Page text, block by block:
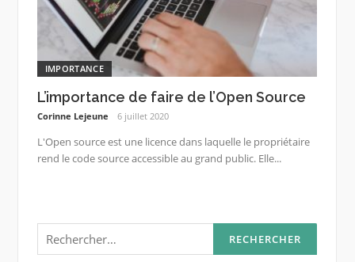
IMPORTANCE
L’importance de faire de l’Open Source
Corinne Lejeune 6 juillet 2020
L'Open source est une licence dans laquelle le propriétaire
rend le code source accessible au grand public. Elle...
Rechercher :